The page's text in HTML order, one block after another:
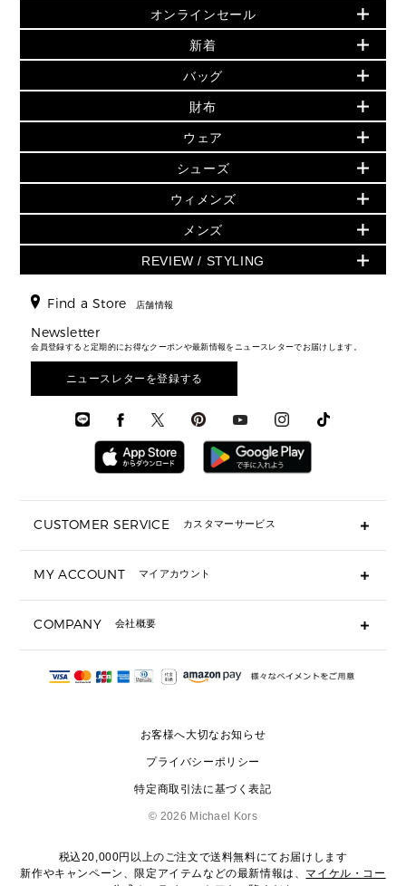
セールおすすめアイテム
▶ ウィメンズ
バッグ
小物
シューズ・靴
ウェア
アクセサリー
時計
▶ メンズ
バッグ
ウェア
アクセサリー
オンラインセール
PRODUCT OF THE MONTH - 今月の特別価格
再値下げアイテム
追加アイテム
▶ ウィメンズすべて(ウェア・シューズ除く)
バッグ
財布・小物
ウェア
シューズ
時計・ジュエリー
アクセサリー
メンズ バッグ
メンズ 財布・小物
メンズ シューズ
メンズ ウェア
メンズ 時計・その他
新着
夏のスタイル
▶ すべて
▶ ウィメンズすべて
財布・小物
アクセサリー
フレグランス
シューズ
▶ メンズすべて
メンズ財布・小物
メンズアクセサリー
メンズウェア
バッグ
人気の定番アイテム
日本限定 - バッグ
▶ ウィメンズすべて
トートバッグ
ショルダーバッグ
クロスボディ・斜め掛け
トラベル
3 IN 1 / 2 IN 1 バッグ
▶ メンズすべて
財布
日本限定 - 財布・小物
▶ ウィメンズすべて
GREENWICH
折り財布(二つ折り・三つ折り)
長財布
▶ メンズすべて
ウェア
▶ ウィメンズすべて
トップス
スカート・パンツ
ジャケット・アウター
▶ メンズすべて
シューズ
▶ ウィメンズすべて
サンダル
スニーカー
▶ メンズすべて
ウィメンズ
人気の定番アイテム
▶ ウィメンズすべて
▶ バッグすべて
通勤・通学アイテム
3 IN 1 バッグ
ミニ財布・フラグメントケース
▶ 小物すべて
定期ケース・カードケース・名刺入れ
サンダル
スニーカー
▶ ウェア
メンズ
▶ メンズすべて
財布・小物
時計・ジュエリー
アクセサリー
REVIEW / STYLING
エディターレビュー
Find a Store 店舗情報
Newsletter
会員登録すると定期的にお得なクーポンや最新情報をニュースレターでお届けします。
ニュースレターを登録する
CUSTOMER SERVICE カスタマーサービス
ギフト用にラッピングができますか？
ショッピングバッグを購入商品分送ってもらえますか？
注文後に完了メールが受信できないのですが？
サイズ交換はできますか？
MY ACCOUNT マイアカウント
COMPANY 会社概要
会社概要
お客様へ大切なお知らせ
プライバシーポリシー
特定商取引法に基づく表記
© 2026 Michael Kors
税込20,000円以上のご注文で送料無料にてお届けします
新作やキャンペーン、限定アイテムなどの最新情報は、 マイケル・コー